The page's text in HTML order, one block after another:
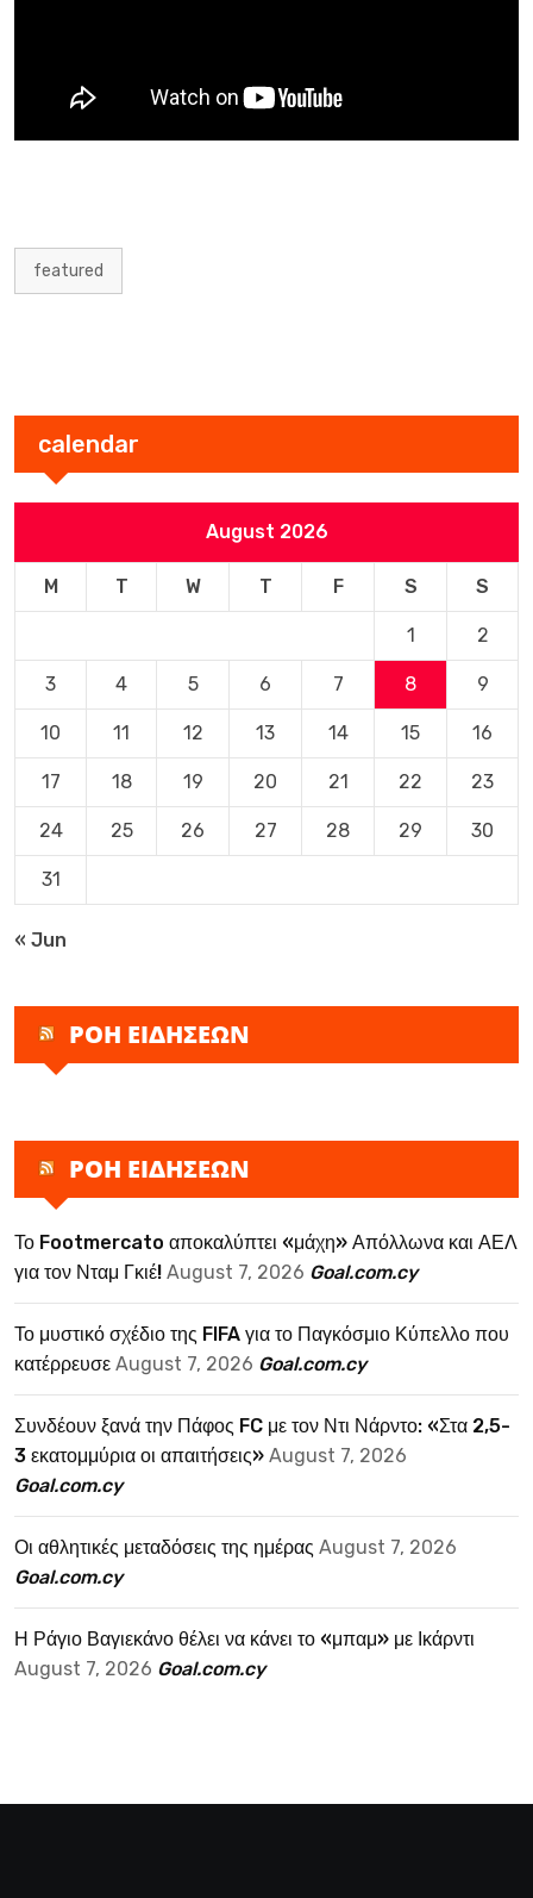
featured
calendar
August 2026
M T W T F S S
1 2
3 4 5 6 7 8 9
10 11 12 13 14 15 16
17 18 19 20 21 22 23
24 25 26 27 28 29 30
31
« Jun
ΡΟΗ ΕΙΔΗΣΕΩΝ
ΡΟΗ ΕΙΔΗΣΕΩΝ
Το Footmercato αποκαλύπτει «μάχη» Απόλλωνα και ΑΕΛ
για τον Νταμ Γκιέ! August 7, 2026 Goal.com.cy
Το μυστικό σχέδιο της FIFA για το Παγκόσμιο Κύπελλο που
κατέρρευσε August 7, 2026 Goal.com.cy
Συνδέουν ξανά την Πάφος FC με τον Ντι Νάρντο: «Στα 2,5-
3 εκατομμύρια οι απαιτήσεις» August 7, 2026
Goal.com.cy
Οι αθλητικές μεταδόσεις της ημέρας August 7, 2026
Goal.com.cy
Η Ράγιο Βαγιεκάνο θέλει να κάνει το «μπαμ» με Ικάρντι
August 7, 2026 Goal.com.cy